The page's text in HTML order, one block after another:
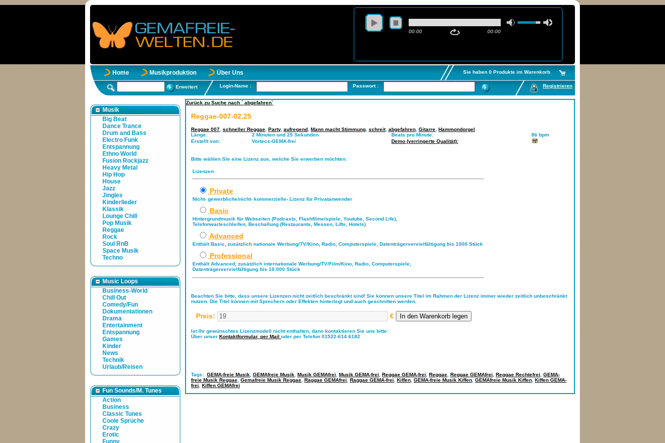
00:00 00:00
Home Musikproduktion Über Uns Sie haben 0 Produkte im Warenkorb
Erweitert Login-Name : Passwort : Registrieren
Musik
Big Beat
Dance Trance
Drum and Bass
Electro Funk
Entspannung
Ethno World
Fusion Rockjazz
Heavy Metal
Hip Hop
House
Jazz
Jingles
Kinderlieder
Klassik
Lounge Chill
Pop Musik
Reggae
Rock
Soul RnB
Space Musik
Techno
Music Loops
Business-World
Chill Out
Comedy/Fun
Dokumentationen
Drama
Entertainment
Entspannung
Games
Kinder
News
Technik
Urlaub/Reisen
Fun Sounds/M. Tunes
Action
Business
Classic Tunes
Coole Sprüche
Crazy
Erotic
Funny
Zurück zu Suche nach ` abgefahren`
Reggae-007-02.25
Reggae 007 schneller Reggae Party, aufregend Mann macht Stimmung schreit, abgefahren Gitarre Hammondorgel
Länge:
2 Minuten und 25 Sekunden Beats pro Minute:
86 bpm
Erstellt von:
Vortecs-GEMA-frei Demo (verringerte Qualität):
Bitte wählen Sie eine Lizenz aus, welche Sie erwerben möchten:
Lizenzen:
Private
Nicht- gewerbliche/nicht- kommerzielle- Lizenz für Privatanwender
Basic
Hintergrundmusik für Webseiten (Podcasts, Flashfilme/spiele, Youtube, Second Life),
Telefonwarteschleifen, Beschallung (Restaurants, Messen, Lifts, Hotels)
Advanced
Enthält Basic, zusätzlich nationale Werbung/TV/Kino, Radio, Computerspiele, Datenträgervervielfältigung bis 1000 Stück
Professional
Enthält Advanced, zusätzlich internationale Werbung/TV/Film/Kino, Radio, Computerspiele,
Datenträgervervielfältigung bis 10.000 Stück
Beachten Sie bitte, dass unsere Lizenzen nicht zeitlich beschränkt sind! Sie können unsere Titel im Rahmen der Lizenz immer wieder zeitlich unbeschränkt
nutzen. Die Titel können mit Sprechern oder Effekten hinterlegt und auch geschnitten werden.
Preis: €
Ist Ihr gewünschtes Lizenzmodell nicht enthalten, dann kontaktieren Sie uns bitte:
Über unser Kontaktformular, per Mail oder per Telefon 01522-614 6182
Tags: GEMA-freie Musik GEMAfreie Musik Musik GEMAfrei Musik GEMA-frei Reggae GEMA-frei Reggae Reggae GEMAfrei Reggae Rechtefrei
GEMA-
freie Musik Reggae Gemafreie Musik Reggae Raggae GEMAfrei Raggae GEMA-frei Kiffen GEMA-freie Musik Kiffen GEMAfreie Musik Kiffen Kiffen GEMA-
frei
Kiffen GEMAfrei